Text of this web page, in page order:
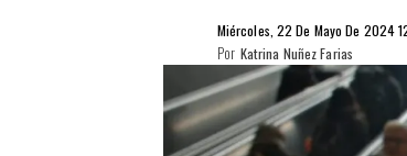
Miércoles, 22 De Mayo De 2024
Katrina Nuñez Farias
Por